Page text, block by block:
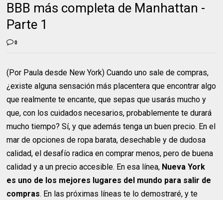
BBB más completa de Manhattan -
Parte 1
0
(Por Paula desde New York) Cuando uno sale de compras,
¿existe alguna sensación más placentera que encontrar algo
que realmente te encante, que sepas que usarás mucho y
que, con los cuidados necesarios, probablemente te durará
mucho tiempo? Sí, y que además tenga un buen precio. En el
mar de opciones de ropa barata, desechable y de dudosa
calidad, el desafío radica en comprar menos, pero de buena
calidad y a un precio accesible. En esa línea, Nueva York
es uno de los mejores lugares del mundo para salir de
compras. En las próximas líneas te lo demostraré, y te